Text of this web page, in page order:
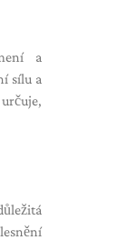
a
sílu a